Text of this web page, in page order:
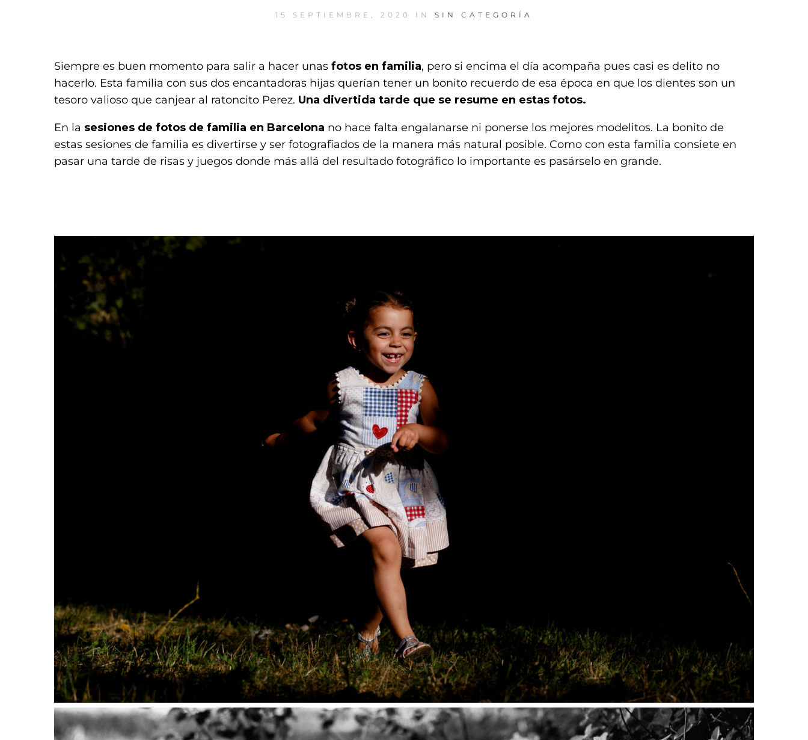
15 SEPTIEMBRE, 2020 IN SIN CATEGORÍA
Siempre es buen momento para salir a hacer unas fotos en familia, pero si encima el día acompaña pues casi es delito no
hacerlo. Esta familia con sus dos encantadoras hijas querían tener un bonito recuerdo de esa época en que los dientes son un
tesoro valioso que canjear al ratoncito Perez. Una divertida tarde que se resume en estas fotos.
En la sesiones de fotos de familia en Barcelona no hace falta engalanarse ni ponerse los mejores modelitos. La bonito de
estas sesiones de familia es divertirse y ser fotografiados de la manera más natural posible. Como con esta familia consiete en
pasar una tarde de risas y juegos donde más allá del resultado fotográfico lo importante es pasárselo en grande.